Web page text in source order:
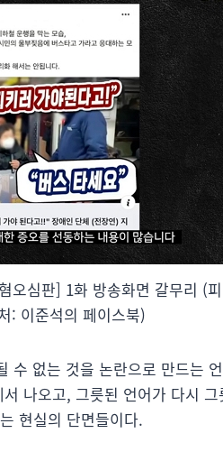
오심판] 1화 방송화면 갈무리 (
: 이준석의 페이스북)
수 없는 것을 논란으로 만드는
나오고, 그릇된 언어가 다시
현실의 단면들이다.